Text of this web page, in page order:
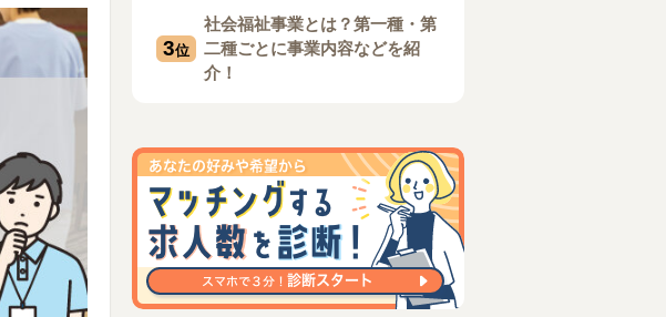
3位
社会福祉事業とは？第一種・第
二種ごとに事業内容などを紹
介！